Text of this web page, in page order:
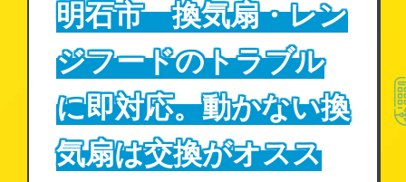
明石市 換気扇・レン
ジフードのトラブル
に即対応。動かない換
気扇は交換がオスス